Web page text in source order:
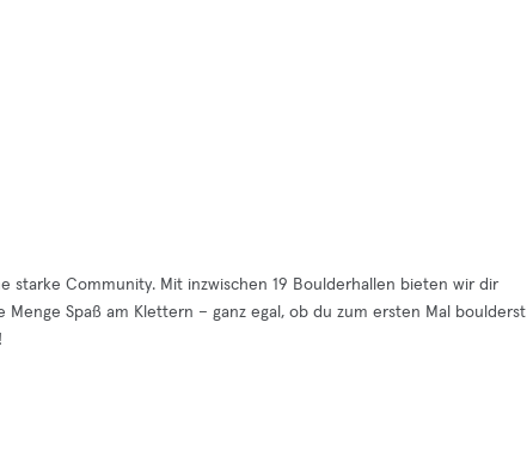
Community. Mit inzwischen 19 Boulderhallen bieten wir dir
Spaß am Klettern – ganz egal, ob du zum ersten Mal boulderst